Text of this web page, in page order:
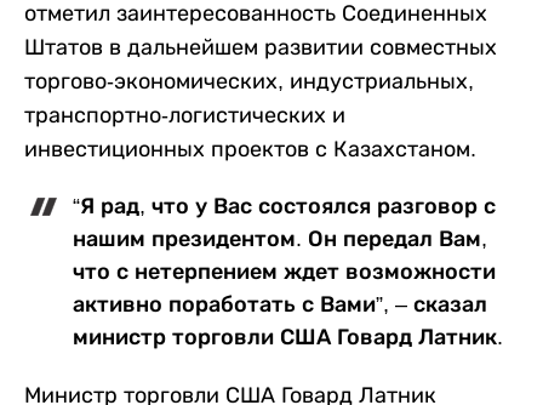
отметил заинтересованность Соединенных
Штатов в дальнейшем развитии совместных
торгово-экономических, индустриальных,
транспортно-логистических и
инвестиционных проектов с Казахстаном.
“Я рад, что у Вас состоялся разговор с
нашим президентом. Он передал Вам,
что с нетерпением ждет возможности
активно поработать с Вами”, – сказал
министр торговли США Говард Латник.
Министр торговли США Говард Латник